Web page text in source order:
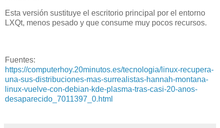
Esta versión sustituye el escritorio principal por el entorno
LXQt, menos pesado y que consume muy pocos recursos.
Fuentes:
https://computerhoy.20minutos.es/tecnologia/linux-recupera-
una-sus-distribuciones-mas-surrealistas-hannah-montana-
linux-vuelve-con-debian-kde-plasma-tras-casi-20-anos-
desaparecido_7011397_0.html